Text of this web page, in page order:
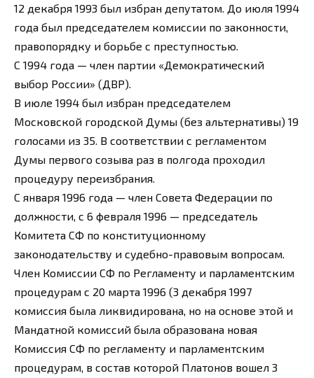
12 декабря 1993 был избран депутатом. До июля 1994
года был председателем комиссии по законности,
правопорядку и борьбе с преступностью.
С 1994 года — член партии «Демократический
выбор России» (ДВР).
В июле 1994 был избран председателем
Московской городской Думы (без альтернативы) 19
голосами из 35. В соответствии с регламентом
Думы первого созыва раз в полгода проходил
процедуру переизбрания.
С января 1996 года — член Совета Федерации по
должности, с 6 февраля 1996 — председатель
Комитета СФ по конституционному
законодательству и судебно-правовым вопросам.
Член Комиссии СФ по Регламенту и парламентским
процедурам с 20 марта 1996 (3 декабря 1997
комиссия была ликвидирована, но на основе этой и
Мандатной комиссий была образована новая
Комиссия СФ по регламенту и парламентским
процедурам, в состав которой Платонов вошел 3